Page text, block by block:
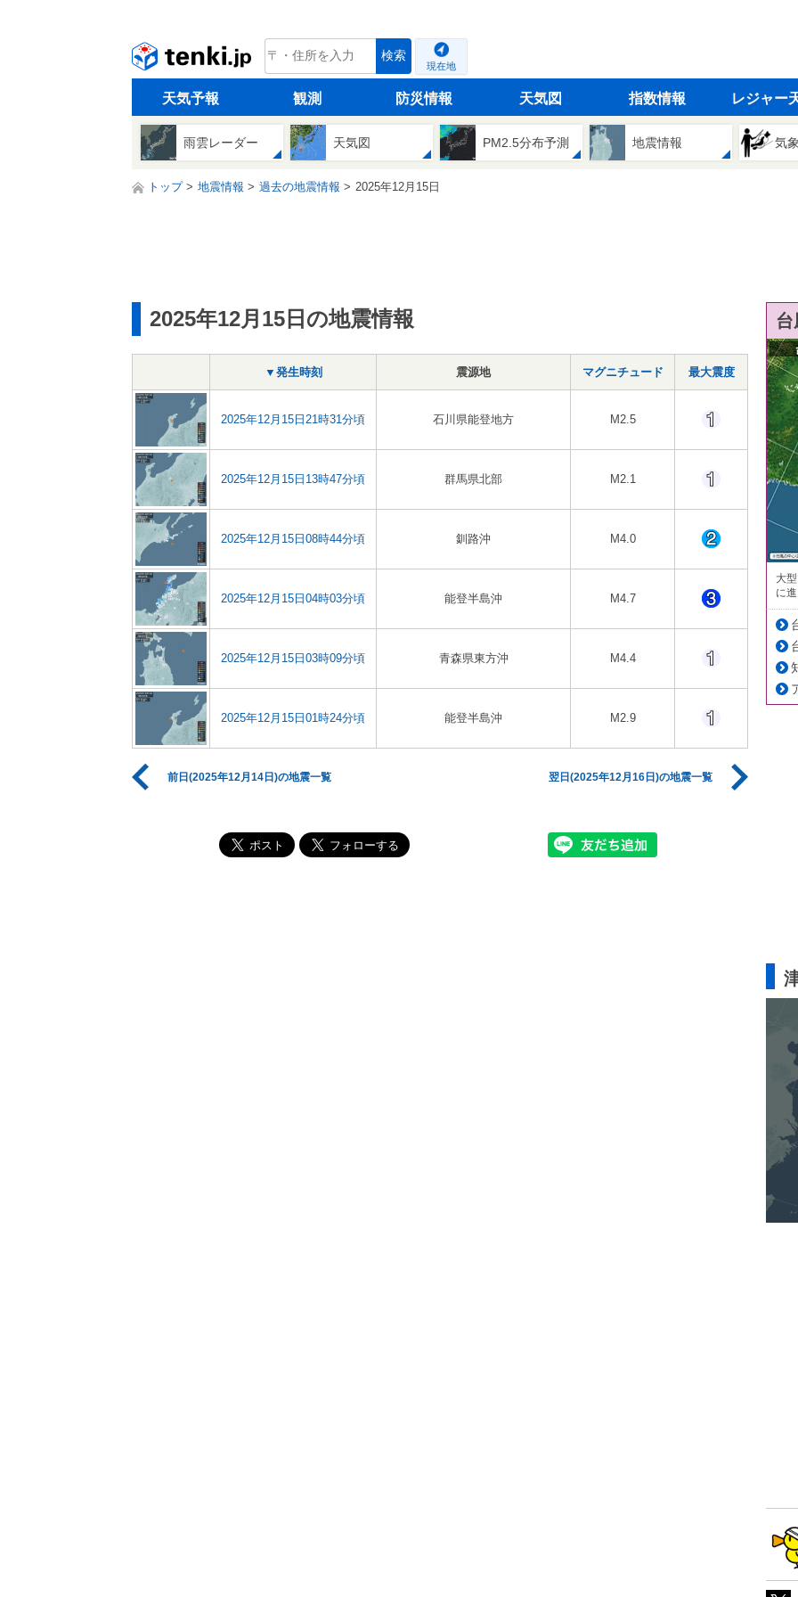
tenki.jp 検索
現在地
天気予報 観測 防災情報 天気図 指数情報 レジャー
雨雲レーダー 天気図 PM2.5分布予測 地震情報 気
トップ 地震情報 過去の地震情報 2025年12月15日
2025年12月15日の地震情報
▼発生時刻 震源地 マグニチュード 最大震度
2025年12月15日21時31分頃 石川県能登地方 M2.5
2025年12月15日13時47分頃 群馬県北部 M2.1
2025年12月15日08時44分頃 釧路沖 M4.0
2025年12月15日04時03分頃 能登半島沖 M4.7
2025年12月15日03時09分頃 青森県東方沖 M4.4
2025年12月15日01時24分頃 能登半島沖 M2.9
前日(2025年12月14日)の地震一覧 翌日(2025年12月16日)の地震一覧
大
に